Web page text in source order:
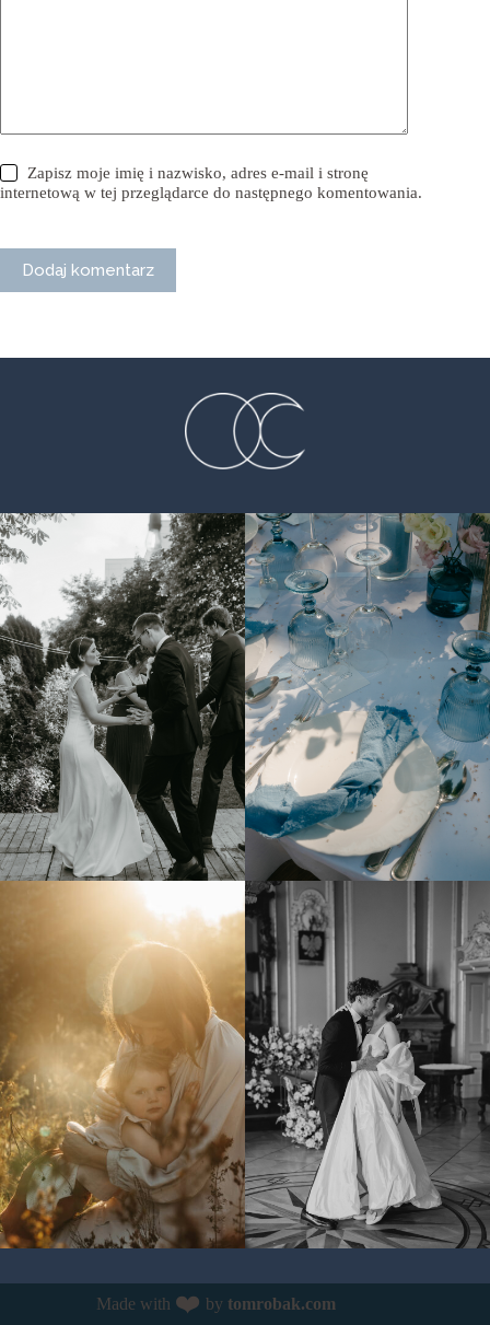
Zapisz moje imię i nazwisko, adres e-mail i stronę
internetową w tej przeglądarce do następnego komentowania.
Dodaj komentarz
Made with ❤️ by tomrobak.com